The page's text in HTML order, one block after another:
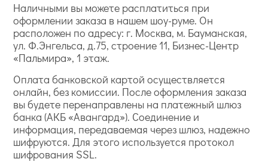
Наличными вы можете расплатиться при
оформлении заказа в нашем шоу-руме. Он
расположен по адресу: г. Москва, м. Бауманская,
ул. Ф.Энгельса, д.75, строение 11, Бизнес-Центр
«Пальмира», 1 этаж.
Оплата банковской картой осуществляется
онлайн, без комиссии. После оформления заказа
вы будете перенаправлены на платежный шлюз
банка (АКБ «Авангард»). Соединение и
информация, передаваемая через шлюз, надежно
шифруются. Для этого используется протокол
шифрования SSL.